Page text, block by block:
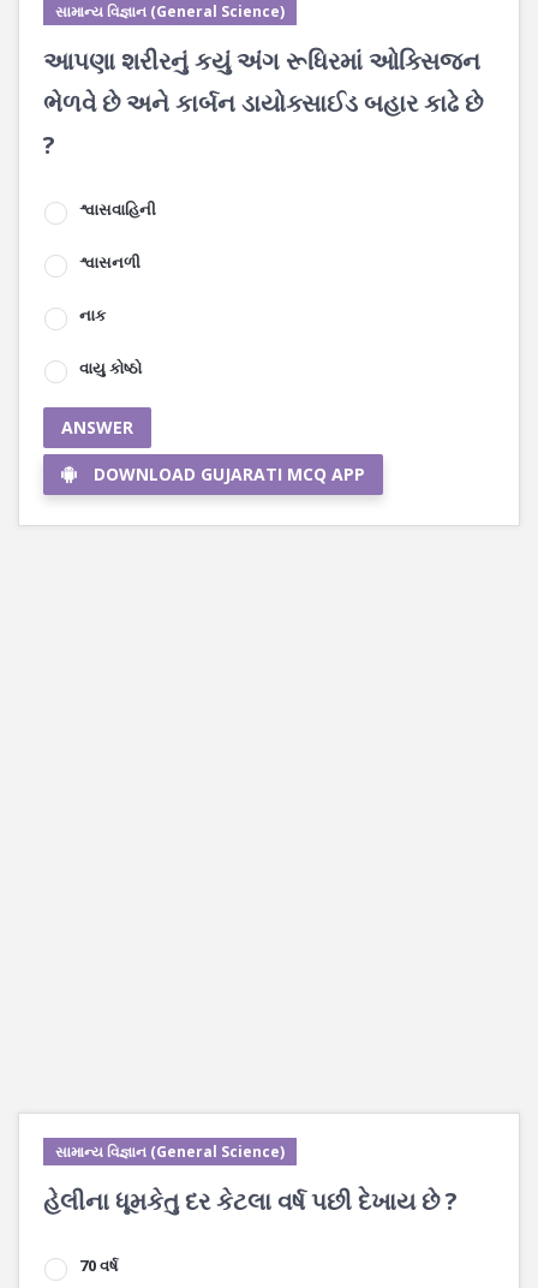
સામાન્ય વિજ્ઞાન (General Science)
આપણા શરીરનું કયું અંગ રૂધિરમાં ઓક્સિજન
ભેળવે છે અને કાર્બન ડાયોક્સાઈડ બહાર કાઢે છે
?
શ્વાસવાહિની
શ્વાસનળી
નાક
વાયુ કોષ્ઠો
ANSWER
DOWNLOAD GUJARATI MCQ APP
સામાન્ય વિજ્ઞાન (General Science)
હેલીના ધૂમકેતુ દર કેટલા વર્ષ પછી દેખાય છે ?
70 વર્ષ